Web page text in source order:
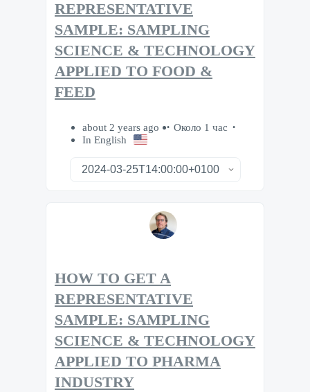
REPRESENTATIVE
SAMPLE: SAMPLING
SCIENCE & TECHNOLOGY
APPLIED TO FOOD &
FEED
about 2 years ago
Около 1 час
In English
HOW TO GET A
REPRESENTATIVE
SAMPLE: SAMPLING
SCIENCE & TECHNOLOGY
APPLIED TO PHARMA
INDUSTRY